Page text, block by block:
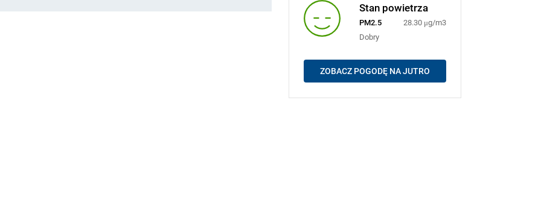
Stan powietrza
PM2.5
28.30 μg/m3
Dobry
ZOBACZ POGODĘ NA JUTRO